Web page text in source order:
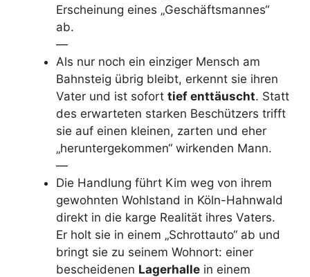
Erscheinung eines „Geschäftsmannes“
ab.
—
Als nur noch ein einziger Mensch am
Bahnsteig übrig bleibt, erkennt sie ihren
Vater und ist sofort tief enttäuscht. Statt
des erwarteten starken Beschützers trifft
sie auf einen kleinen, zarten und eher
„heruntergekommen“ wirkenden Mann.
—
Die Handlung führt Kim weg von ihrem
gewohnten Wohlstand in Köln-Hahnwald
direkt in die karge Realität ihres Vaters.
Er holt sie in einem „Schrottauto“ ab und
bringt sie zu seinem Wohnort: einer
bescheidenen Lagerhalle in einem